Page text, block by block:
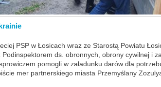
PSP w Łosicach wraz ze Starostą Powiatu
ds. obronnych, obrony cywilnej i
pomogli w załadunku darów dla
mer partnerskiego miasta Przemyślany